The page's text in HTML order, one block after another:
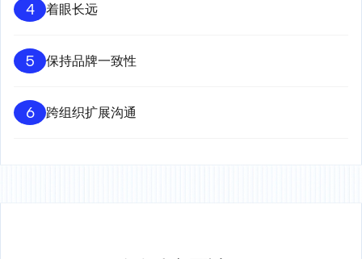
4 着眼长远
5 保持品牌一致性
6 跨组织扩展沟通